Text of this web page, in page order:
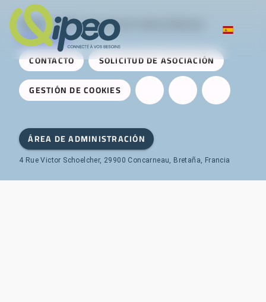
Qipeo © 2025 -Una solución desarrollada por
AireServices
CONTACTO
SOLICITUD DE ASOCIACIÓN
GESTIÓN DE COOKIES
ÁREA DE ADMINISTRACIÓN
4 Rue Victor Schoelcher, 29900 Concarneau, Bretaña, Francia